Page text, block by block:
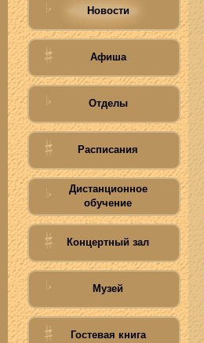
Новости
Афиша
Отделы
Расписания
Дистанционное
обучение
Концертный зал
Музей
Гостевая книга